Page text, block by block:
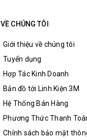
VỀ CHÚNG TÔI
Giới thiệu về chúng tôi
Tuyển dụng
Hợp Tác Kinh Doanh
Bản đồ tới Linh Kiện 3M
Hệ Thống Bán Hàng
Phương Thức Thanh
Chính sách bảo mật